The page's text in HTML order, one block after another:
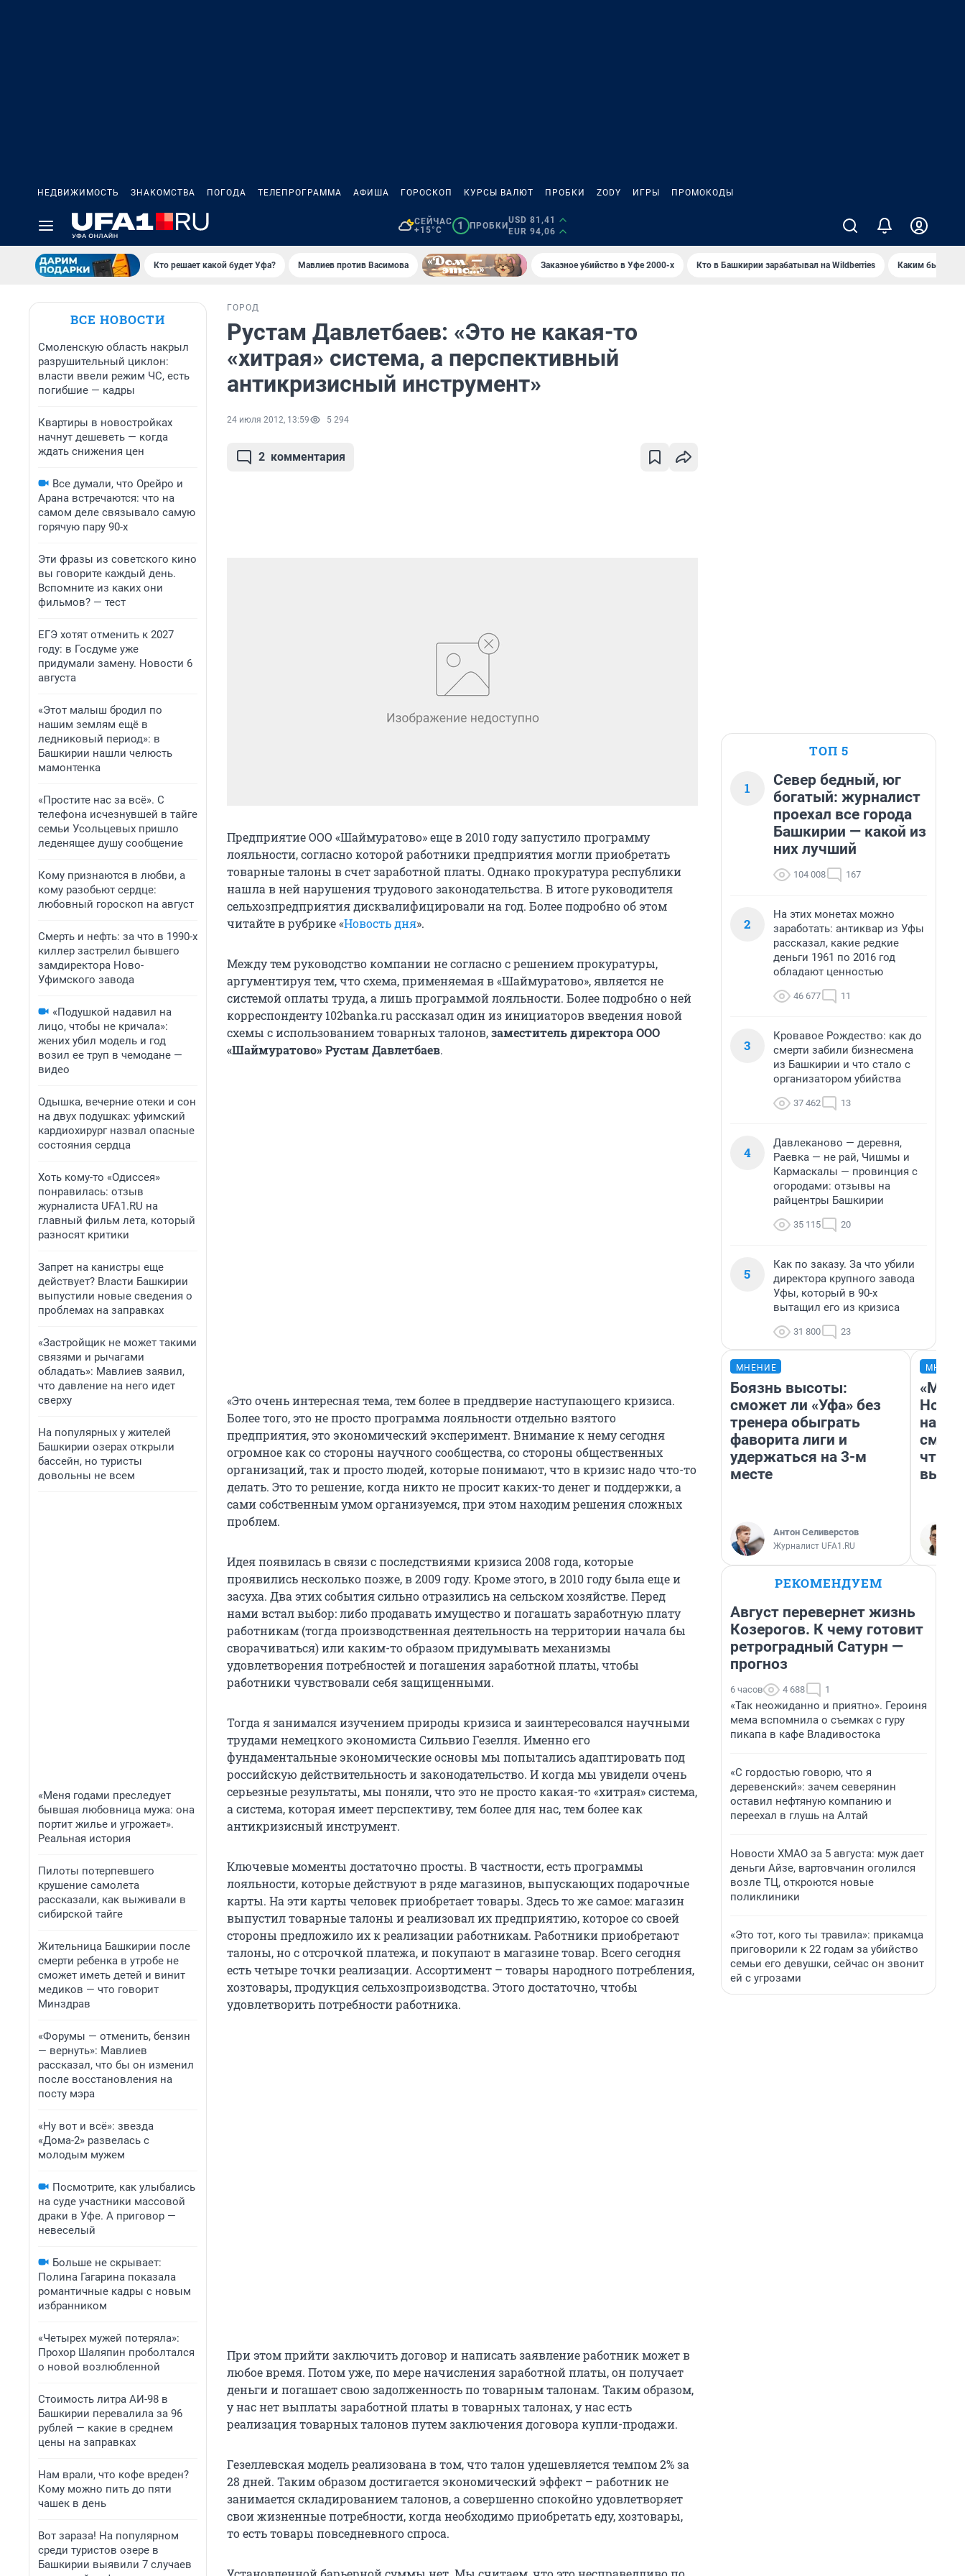
НЕДВИЖИМОСТЬ ЗНАКОМСТВА ПОГОДА ТЕЛЕПРОГРАММА АФИША ГОРОСКОП КУРСЫ ВАЛЮТ ПРОБКИ ZODY ИГРЫ ПРОМОКОДЫ
СЕЙЧАС
+15°C
1 ПРОБКИ
USD 81,41
EUR 94,06
Кто решает какой будет Уфа? Мавлиев против Васимова Заказное убийство в Уфе 2000-х Кто в Башкирии зарабатывал на Wildberries Каким было
ВСЕ НОВОСТИ
Смоленскую область накрыл
разрушительный циклон:
власти ввели режим ЧС, есть
погибшие — кадры
Квартиры в новостройках
начнут дешеветь — когда
ждать снижения цен
Все думали, что Орейро и
Арана встречаются: что на
самом деле связывало самую
горячую пару 90-х
Эти фразы из советского кино
вы говорите каждый день.
Вспомните из каких они
фильмов? — тест
ЕГЭ хотят отменить к 2027
году: в Госдуме уже
придумали замену. Новости 6
августа
«Этот малыш бродил по
нашим землям ещё в
ледниковый период»: в
Башкирии нашли челюсть
мамонтенка
«Простите нас за всё». С
телефона исчезнувшей в тайге
семьи Усольцевых пришло
леденящее душу сообщение
Кому признаются в любви, а
кому разобьют сердце:
любовный гороскоп на август
Смерть и нефть: за что в 1990-х
киллер застрелил бывшего
замдиректора Ново-
Уфимского завода
«Подушкой надавил на
лицо, чтобы не кричала»:
жених убил модель и год
возил ее труп в чемодане —
видео
Одышка, вечерние отеки и сон
на двух подушках: уфимский
кардиохирург назвал опасные
состояния сердца
Хоть кому-то «Одиссея»
понравилась: отзыв
журналиста UFA1.RU на
главный фильм лета, который
разносят критики
Запрет на канистры еще
действует? Власти Башкирии
выпустили новые сведения о
проблемах на заправках
«Застройщик не может такими
связями и рычагами
обладать»: Мавлиев заявил,
что давление на него идет
сверху
На популярных у жителей
Башкирии озерах открыли
бассейн, но туристы
довольны не всем
«Меня годами преследует
бывшая любовница мужа: она
портит жилье и угрожает».
Реальная история
Пилоты потерпевшего
крушение самолета
рассказали, как выживали в
сибирской тайге
Жительница Башкирии после
смерти ребенка в утробе не
сможет иметь детей и винит
медиков — что говорит
Минздрав
«Форумы — отменить, бензин
— вернуть»: Мавлиев
рассказал, что бы он изменил
после восстановления на
посту мэра
«Ну вот и всё»: звезда
«Дома-2» развелась с
молодым мужем
Посмотрите, как улыбались
на суде участники массовой
драки в Уфе. А приговор —
невеселый
Больше не скрывает:
Полина Гагарина показала
романтичные кадры с новым
избранником
«Четырех мужей потеряла»:
Прохор Шаляпин проболтался
о новой возлюбленной
Стоимость литра АИ-98 в
Башкирии перевалила за 96
рублей — какие в среднем
цены на заправках
Нам врали, что кофе вреден?
Кому можно пить до пяти
чашек в день
Вот зараза! На популярном
среди туристов озере в
Башкирии выявили 7 случаев
ГОРОД
Рустам Давлетбаев: «Это не какая-то
«хитрая» система, а перспективный
антикризисный инструмент»
24 июля 2012, 13:59 5 294
2 комментария
Предприятие ООО «Шаймуратово» еще в 2010 году запустило программу
лояльности, согласно которой работники предприятия могли приобретать
товарные талоны в счет заработной платы. Однако прокуратура республики
нашла в ней нарушения трудового законодательства. В итоге руководителя
сельхозпредприятия дисквалифицировали на год. Более подробно об этом
читайте в рубрике «Новость дня».
Между тем руководство компании не согласно с решением прокуратуры,
аргументируя тем, что схема, применяемая в «Шаймуратово», является не
системой оплаты труда, а лишь программой лояльности. Более подробно о ней
корреспонденту 102banka.ru рассказал один из инициаторов введения новой
схемы с использованием товарных талонов,заместитель директора ООО
«Шаймуратово» Рустам Давлетбаев.
«Это очень интересная тема, тем более в преддверие наступающего кризиса.
Более того, это не просто программа лояльности отдельно взятого
предприятия, это экономический эксперимент. Внимание к нему сегодня
огромное как со стороны научного сообщества, со стороны общественных
организаций, так и просто людей, которые понимают, что в кризис надо что-то
делать. Это то решение, когда никто не просит каких-то денег и поддержки, а
сами собственным умом организуемся, при этом находим решения сложных
проблем.
Идея появилась в связи с последствиями кризиса 2008 года, которые
проявились несколько позже, в 2009 году. Кроме этого, в 2010 году была еще и
засуха. Два этих события сильно отразились на сельском хозяйстве. Перед
нами встал выбор: либо продавать имущество и погашать заработную плату
работникам (тогда производственная деятельность на территории начала бы
сворачиваться) или каким-то образом придумывать механизмы
удовлетворения потребностей и погашения заработной платы, чтобы
работники чувствовали себя защищенными.
Тогда я занимался изучением природы кризиса и заинтересовался научными
трудами немецкого экономиста Сильвио Гезелля. Именно его
фундаментальные экономические основы мы попытались адаптировать под
российскую действительность и законодательство. И когда мы увидели очень
серьезные результаты, мы поняли, что это не просто какая-то «хитрая» система,
а система, которая имеет перспективу, тем более для нас, тем более как
антикризисный инструмент.
Ключевые моменты достаточно просты. В частности, есть программы
лояльности, которые действуют в ряде магазинов, выпускающих подарочные
карты. На эти карты человек приобретает товары. Здесь то же самое: магазин
выпустил товарные талоны и реализовал их предприятию, которое со своей
стороны предложило их к реализации работникам. Работники приобретают
талоны, но с отсрочкой платежа, и покупают в магазине товар. Всего сегодня
есть четыре точки реализации. Ассортимент – товары народного потребления,
хозтовары, продукция сельхозпроизводства. Этого достаточно, чтобы
удовлетворить потребности работника.
При этом прийти заключить договор и написать заявление работник может в
любое время. Потом уже, по мере начисления заработной платы, он получает
деньги и погашает свою задолженность по товарным талонам. Таким образом,
у нас нет выплаты заработной платы в товарных талонах, у нас есть
реализация товарных талонов путем заключения договора купли-продажи.
Гезеллевская модель реализована в том, что талон удешевляется темпом 2% за
28 дней. Таким образом достигается экономический эффект – работник не
занимается складированием талонов, а совершенно спокойно удовлетворяет
свои жизненные потребности, когда необходимо приобретать еду, хозтовары,
то есть товары повседневного спроса.
ТОП 5
1
Север бедный, юг
богатый: журналист
проехал все города
Башкирии — какой из
них лучший
104 008 167
2
На этих монетах можно
заработать: антиквар из Уфы
рассказал, какие редкие
деньги 1961 по 2016 год
обладают ценностью
46 677 11
3
Кровавое Рождество: как до
смерти забили бизнесмена
из Башкирии и что стало с
организатором убийства
37 462 13
4
Давлеканово — деревня,
Раевка — не рай, Чишмы и
Кармаскалы — провинция с
огородами: отзывы на
райцентры Башкирии
35 115 20
5
Как по заказу. За что убили
директора крупного завода
Уфы, который в 90-х
вытащил его из кризиса
31 800 23
МНЕНИЕ
Боязнь высоты:
сможет ли «Уфа» без
тренера обыграть
фаворита лиги и
удержаться на 3-м
месте
Антон Селиверстов
Журналист UFA1.RU
«Мы
РЕКОМЕНДУЕМ
Август перевернет жизнь
Козерогов. К чему готовит
ретроградный Сатурн —
прогноз
6 часов 4 688 1
«Так неожиданно и приятно». Героиня
мема вспомнила о съемках с гуру
пикапа в кафе Владивостока
«С гордостью говорю, что я
деревенский»: зачем северянин
оставил нефтяную компанию и
переехал в глушь на Алтай
Новости ХМАО за 5 августа: муж дает
деньги Айзе, вартовчанин оголился
возле ТЦ, откроются новые
поликлиники
«Это тот, кого ты травила»: прикамца
приговорили к 22 годам за убийство
семьи его девушки, сейчас он звонит
ей с угрозами